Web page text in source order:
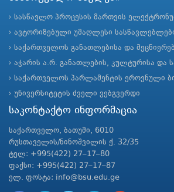
სასწავლო პროცესის მართვის
ავტორიზებული უმაღლესი
საქართველოს განათლებისა და
აჭარის ა.რ. განათლების, კულტურისა და
საქართველოს პარლამენტის ეროვნული
უნივერსიტეტის ძველი ვებგვერდი
საკონტაქტო ინფორმაცია
საქართველო, ბათუმი, 6010
რუსთაველის/ნინოშვილის ქ. 32/35
ტელ: +995(422) 27–17–80
ფაქსი: +995(422) 27–17–87
ელ. ფოსტა: info@bsu.edu.ge